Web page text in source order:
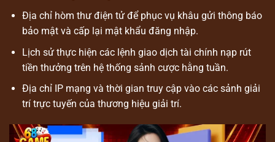
Địa chỉ hòm thư điện tử để phục vụ khâu gửi thông báo
bảo mật và cấp lại mật khẩu đăng nhập.
Lịch sử thực hiện các lệnh giao dịch tài chính nạp rút
tiền thưởng trên hệ thống sảnh cược hằng tuần.
Địa chỉ IP mạng và thời gian truy cập vào các sảnh giải
trí trực tuyến của thương hiệu giải trí.